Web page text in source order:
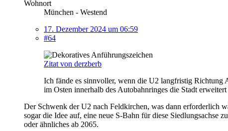
Wohnort
München - Westend
17. Dezember 2024 um 06:59
#64
Zitat von derzberb
Ich fände es sinnvoller, wenn die U2 langfristig Richtung
im Osten innerhalb des Autobahnringes die Stadt
Der Schwenk der U2 nach Feldkirchen, was dann erforderlich
sogar die Idee auf, eine neue S-Bahn für diese Siedlungsachse
oder ähnliches ab 2065.